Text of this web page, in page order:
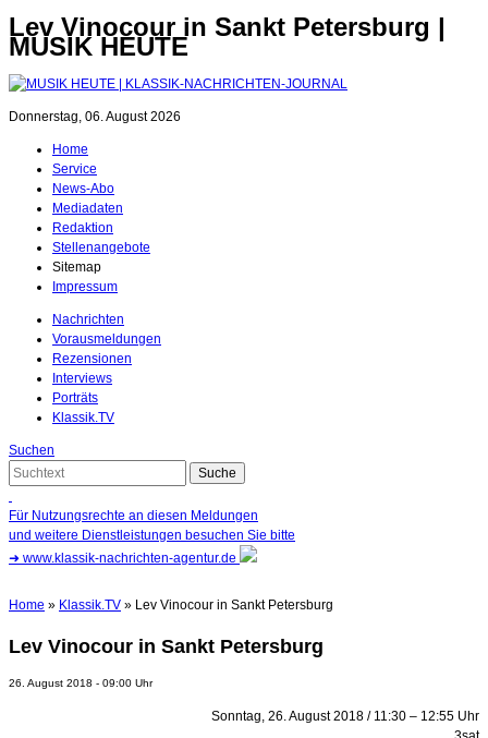
Lev Vinocour in Sankt Petersburg |
MUSIK HEUTE
Donnerstag, 06. August 2026
Home
Service
News-Abo
Mediadaten
Redaktion
Stellenangebote
Sitemap
Impressum
Nachrichten
Vorausmeldungen
Rezensionen
Interviews
Porträts
Klassik.TV
Suchen
Für Nutzungsrechte an diesen Meldungen
und weitere Dienstleistungen besuchen Sie bitte
➜ www.klassik-nachrichten-agentur.de
Home » Klassik.TV » Lev Vinocour in Sankt Petersburg
Lev Vinocour in Sankt Petersburg
26. August 2018 - 09:00 Uhr
Sonntag, 26. August 2018 / 11:30 – 12:55 Uhr